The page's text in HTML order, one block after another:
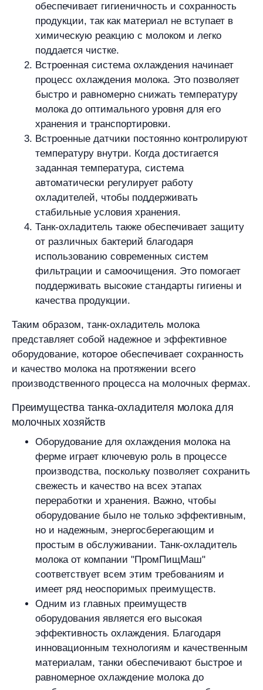
обеспечивает гигиеничность и сохранность
продукции, так как материал не вступает в
химическую реакцию с молоком и легко
поддается чистке.
Встроенная система охлаждения начинает
процесс охлаждения молока. Это позволяет
быстро и равномерно снижать температуру
молока до оптимального уровня для его
хранения и транспортировки.
Встроенные датчики постоянно контролируют
температуру внутри. Когда достигается
заданная температура, система
автоматически регулирует работу
охладителей, чтобы поддерживать
стабильные условия хранения.
Танк-охладитель также обеспечивает защиту
от различных бактерий благодаря
использованию современных систем
фильтрации и самоочищения. Это помогает
поддерживать высокие стандарты гигиены и
качества продукции.
Таким образом, танк-охладитель молока
представляет собой надежное и эффективное
оборудование, которое обеспечивает сохранность
и качество молока на протяжении всего
производственного процесса на молочных фермах.
Преимущества танка-охладителя молока для
молочных хозяйств
Оборудование для охлаждения молока на
ферме играет ключевую роль в процессе
производства, поскольку позволяет сохранить
свежесть и качество на всех этапах
переработки и хранения. Важно, чтобы
оборудование было не только эффективным,
но и надежным, энергосберегающим и
простым в обслуживании. Танк-охладитель
молока от компании "ПромПищМаш"
соответствует всем этим требованиям и
имеет ряд неоспоримых преимуществ.
Одним из главных преимуществ
оборудования является его высокая
эффективность охлаждения. Благодаря
инновационным технологиям и качественным
материалам, танки обеспечивают быстрое и
равномерное охлаждение молока до